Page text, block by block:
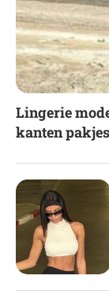
Lingerie
kanten pakjes